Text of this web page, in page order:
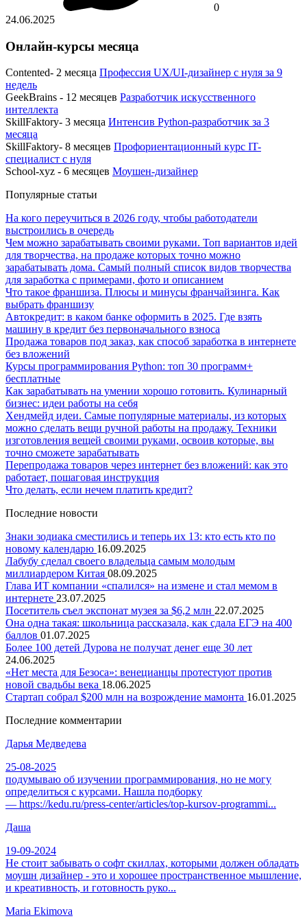
0
24.06.2025
Онлайн-курсы месяца
Contented- 2 месяца Профессия UX/UI-дизайнер с нуля за 9
недель
GeekBrains - 12 месяцев Разработчик искусственного
интеллекта
SkillFaktory- 3 месяца Интенсив Python-разработчик за 3
месяца
SkillFaktory- 8 месяцев Профориентационный курс IT-
специалист с нуля
School-xyz - 6 месяцев Моушен-дизайнер
Популярные статьи
На кого переучиться в 2026 году, чтобы работодатели
выстроились в очередь
Чем можно зарабатывать своими руками. Топ вариантов идей
для творчества, на продаже которых точно можно
зарабатывать дома. Самый полный список видов творчества
для заработка с примерами, фото и описанием
Что такое франшиза. Плюсы и минусы франчайзинга. Как
выбрать франшизу
Автокредит: в каком банке оформить в 2025. Где взять
машину в кредит без первоначального взноса
Продажа товаров под заказ, как способ заработка в интернете
без вложений
Курсы программирования Python: топ 30 программ+
бесплатные
Как зарабатывать на умении хорошо готовить. Кулинарный
бизнес: идеи работы на себя
Хендмейд идеи. Самые популярные материалы, из которых
можно сделать вещи ручной работы на продажу. Техники
изготовления вещей своими руками, освоив которые, вы
точно сможете зарабатывать
Перепродажа товаров через интернет без вложений: как это
работает, пошаговая инструкция
Что делать, если нечем платить кредит?
Последние новости
Знаки зодиака сместились и теперь их 13: кто есть кто по
новому календарю 16.09.2025
Лабубу сделал своего владельца самым молодым
миллиардером Китая 08.09.2025
Глава ИТ компании «спалился» на измене и стал мемом в
интернете 23.07.2025
Посетитель съел экспонат музея за $6,2 млн 22.07.2025
Она одна такая: школьница рассказала, как сдала ЕГЭ на 400
баллов 01.07.2025
Более 100 детей Дурова не получат денег еще 30 лет
24.06.2025
«Нет места для Безоса»: венецианцы протестуют против
новой свадьбы века 18.06.2025
Стартап собрал $200 млн на возрождение мамонта 16.01.2025
Последние комментарии
Дарья Медведева
25-08-2025
подумываю об изучении программирования, но не могу
определиться с курсами. Нашла подборку
— https://kedu.ru/press-center/articles/top-kursov-programmi...
Даша
19-09-2024
Не стоит забывать о софт скиллах, которыми должен обладать
моушн дизайнер - это и хорошее пространственное мышление,
и креативность, и готовность руко...
Maria Ekimova